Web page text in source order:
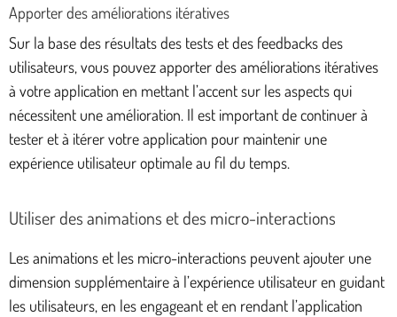
Apporter des améliorations itératives
Sur la base des résultats des tests et des feedbacks des
utilisateurs, vous pouvez apporter des améliorations itératives
à votre application en mettant l’accent sur les aspects qui
nécessitent une amélioration. Il est important de continuer à
tester et à itérer votre application pour maintenir une
expérience utilisateur optimale au fil du temps.
Utiliser des animations et des micro-interactions
Les animations et les micro-interactions peuvent ajouter une
dimension supplémentaire à l’expérience utilisateur en guidant
les utilisateurs, en les engageant et en rendant l’application